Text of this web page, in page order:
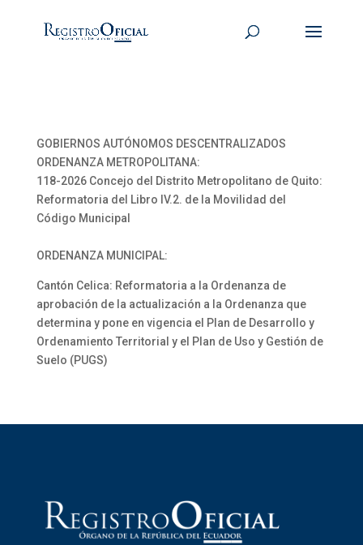
GOBIERNOS AUTÓNOMOS DESCENTRALIZADOS
ORDENANZA METROPOLITANA:
118-2026 Concejo del Distrito Metropolitano de Quito:
Reformatoria del Libro IV.2. de la Movilidad del
Código Municipal
ORDENANZA MUNICIPAL:
Cantón Celica: Reformatoria a la Ordenanza de
aprobación de la actualización a la Ordenanza que
determina y pone en vigencia el Plan de Desarrollo y
Ordenamiento Territorial y el Plan de Uso y Gestión de
Suelo (PUGS)